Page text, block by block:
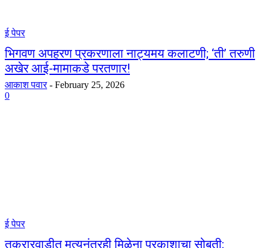
ई पेपर
भिगवण अपहरण प्रकरणाला नाट्यमय कलाटणी; ‘ती’ तरुणी
अखेर आई-मामाकडे परतणार!
आकाश पवार - February 25, 2026
0
ई पेपर
तक्रारवाडीत मृत्यूनंतरही मिळेना प्रकाशाचा सोबती;